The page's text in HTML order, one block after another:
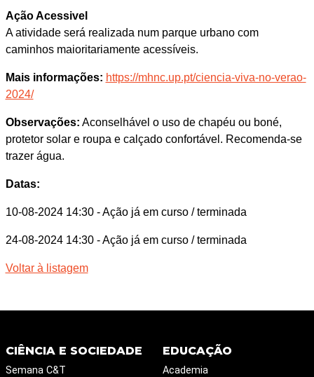
Ação Acessivel
A atividade será realizada num parque urbano com
caminhos maioritariamente acessíveis.
Mais informações: https://mhnc.up.pt/ciencia-viva-no-verao-
2024/
Observações: Aconselhável o uso de chapéu ou boné,
protetor solar e roupa e calçado confortável. Recomenda-se
trazer água.
Datas:
10-08-2024 14:30 - Ação já em curso / terminada
24-08-2024 14:30 - Ação já em curso / terminada
Voltar à listagem
CIÊNCIA E SOCIEDADE
Semana C&T
EDUCAÇÃO
Academia